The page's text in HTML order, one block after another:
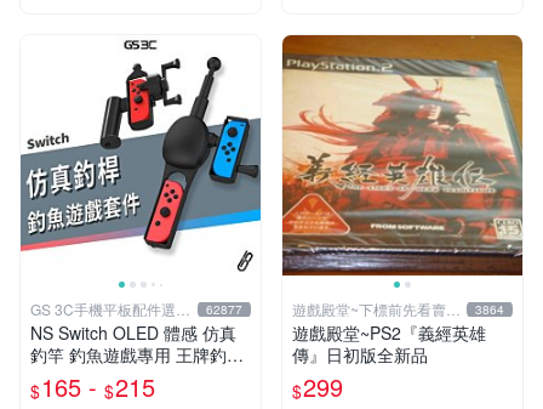
GS 3C手機平板配件選品
店
62877
NS Switch OLED 體感 仿真
釣竿 釣魚遊戲專用 王牌釣手
釣魚明星 Joy-Con 專用
$165 - $215
遊戲殿堂~下標前先看賣場
關於我
3864
遊戲殿堂~PS2『義經英雄
傳』日初版全新品
$299